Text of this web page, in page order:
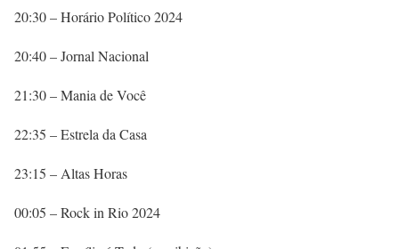
20:30 – Horário Político 2024
20:40 – Jornal Nacional
21:30 – Mania de Você
22:35 – Estrela da Casa
23:15 – Altas Horas
00:05 – Rock in Rio 2024